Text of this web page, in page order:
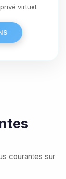
virtuel.
courantes sur